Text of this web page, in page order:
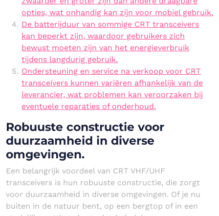
opties, wat onhandig kan zijn voor mobiel gebruik.
De batterijduur van sommige CRT transceivers
kan beperkt zijn, waardoor gebruikers zich
bewust moeten zijn van het energieverbruik
tijdens langdurig gebruik.
Ondersteuning en service na verkoop voor CRT
transceivers kunnen variëren afhankelijk van de
leverancier, wat problemen kan veroorzaken bij
eventuele reparaties of onderhoud.
Robuuste constructie voor
duurzaamheid in diverse
omgevingen.
Een belangrijk voordeel van CRT VHF/UHF
transceivers is hun robuuste constructie, die zorgt
voor duurzaamheid in diverse omgevingen. Of je nu
buiten in de natuur bent, op een bergtop of in een